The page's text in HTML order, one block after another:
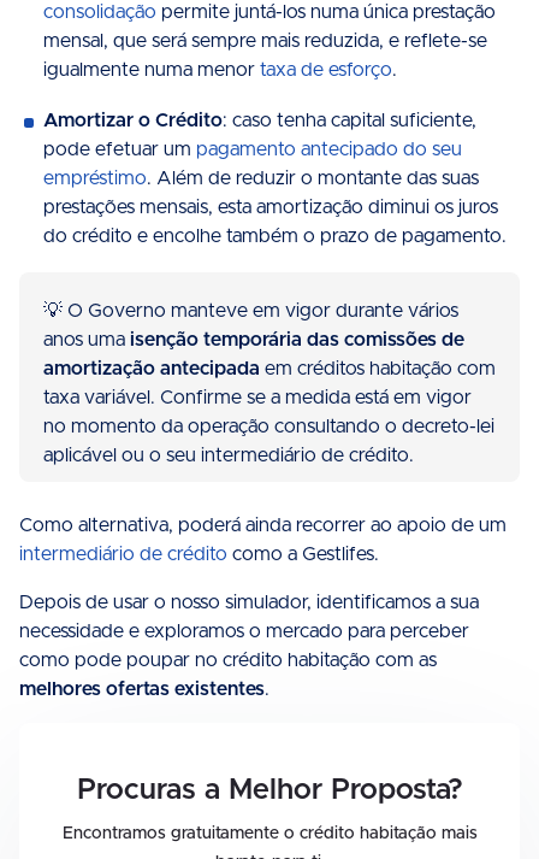
consolidação permite juntá-los numa única prestação
mensal, que será sempre mais reduzida, e reflete-se
igualmente numa menor taxa de esforço.
Amortizar o Crédito: caso tenha capital suficiente,
pode efetuar um pagamento antecipado do seu
empréstimo. Além de reduzir o montante das suas
prestações mensais, esta amortização diminui os juros
do crédito e encolhe também o prazo de pagamento.
💡 O Governo manteve em vigor durante vários
anos uma isenção temporária das comissões de
amortização antecipada em créditos habitação com
taxa variável. Confirme se a medida está em vigor
no momento da operação consultando o decreto-lei
aplicável ou o seu intermediário de crédito.
Como alternativa, poderá ainda recorrer ao apoio de um
intermediário de crédito como a Gestlifes.
Depois de usar o nosso simulador, identificamos a sua
necessidade e exploramos o mercado para perceber
como pode poupar no crédito habitação com as
melhores ofertas existentes.
Procuras a Melhor Proposta?
Encontramos gratuitamente o crédito habitação mais